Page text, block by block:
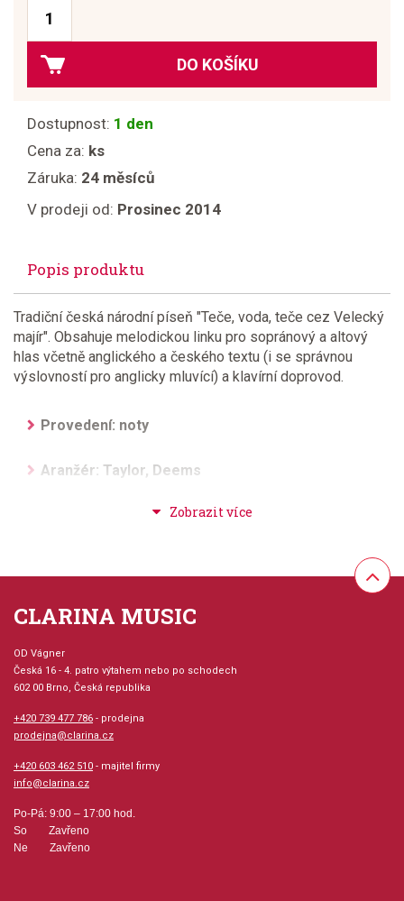
DO KOŠÍKU
Dostupnost: 1 den
Cena za: ks
Záruka: 24 měsíců
V prodeji od: Prosinec 2014
Popis produktu
Tradiční česká národní píseň "Teče, voda, teče cez Velecký
majír". Obsahuje melodickou linku pro sopránový a altový
hlas včetně anglického a českého textu (i se správnou
výslovností pro anglicky mluvící) a klavírní doprovod.
Provedení: noty
Aranžér: Taylor, Deems
Hudební styl: lidová hudba + spirituály + folk +
Velikost (rozměr): 17 x 27 cm
Počet skladeb: 1
Počet stran: 16
hudební úprava: sborová partitura / klavír
Obsazení: trio, sbor
Odběr minimálně 3 kusy
Výrobce: ALFRED PUBLISHING CO.,INC.
CLARINA MUSIC
OD Vágner
Česká 16 - 4. patro výtahem nebo po schodech
602 00 Brno, Česká republika
+420 739 477 786 - prodejna
prodejna@clarina.cz
+420 603 462 510 - majitel firmy
info@clarina.cz
Po-Pá: 9:00 – 17:00 hod.
So Zavřeno
Ne Zavřeno